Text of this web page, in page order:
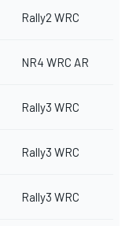
Rally2 WRC
NR4 WRC AR
Rally3 WRC
Rally3 WRC
Rally3 WRC